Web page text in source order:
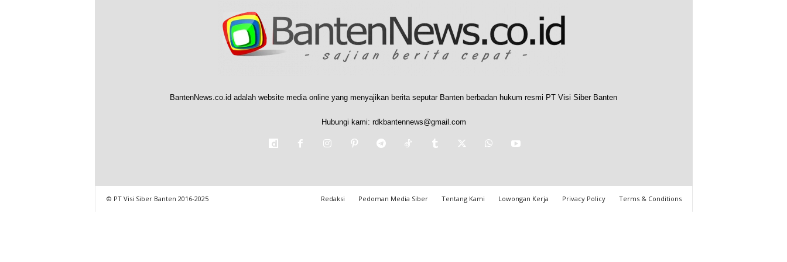
BantenNews.co.id adalah website media online yang menyajikan berita seputar Banten berbadan hukum resmi PT Visi Siber Banten
Hubungi kami: rdkbantennews@gmail.com
Redaksi Pedoman Media Siber Tentang Kami Lowongan Kerja Privacy Policy Terms & Conditions
© PT Visi Siber Banten 2016-2025